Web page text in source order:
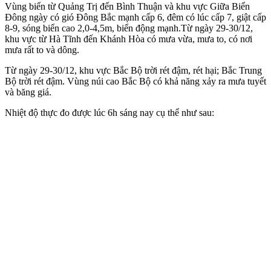
Vùng biển từ Quảng Trị đến Bình Thuận và khu vực Giữa Biển
Đông ngày có gió Đông Bắc mạnh cấp 6, đêm có lúc cấp 7, giật cấp
8-9, sóng biển cao 2,0-4,5m, biển động mạnh.Từ ngày 29-30/12,
khu vực từ Hà Tĩnh đến Khánh Hòa có mưa vừa, mưa to, có nơi
mưa rất to và dông.
Từ ngày 29-30/12, khu vực Bắc Bộ trời rét đậm, rét hại; Bắc Trung
Bộ trời rét đậm. Vùng núi cao Bắc Bộ có khả năng xảy ra mưa tuyết
và băng giá.
Nhiệt độ thực đo được lúc 6h sáng nay cụ thể như sau: